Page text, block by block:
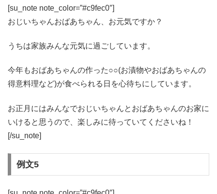
[su_note note_color=”#c9fec0″]
おじいちゃんおばあちゃん、お元気ですか？
うちは家族みんな元気に過ごしています。
今年もおばあちゃんの作った○○(お漬物やおばあちゃんの
得意料理など)が食べられる日を心待ちにしています。
お正月にはみんなでおじいちゃんとおばあちゃんのお家に
いけると思うので、楽しみに待っていてくださいね！
[/su_note]
例文5